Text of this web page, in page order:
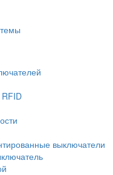
выключатели